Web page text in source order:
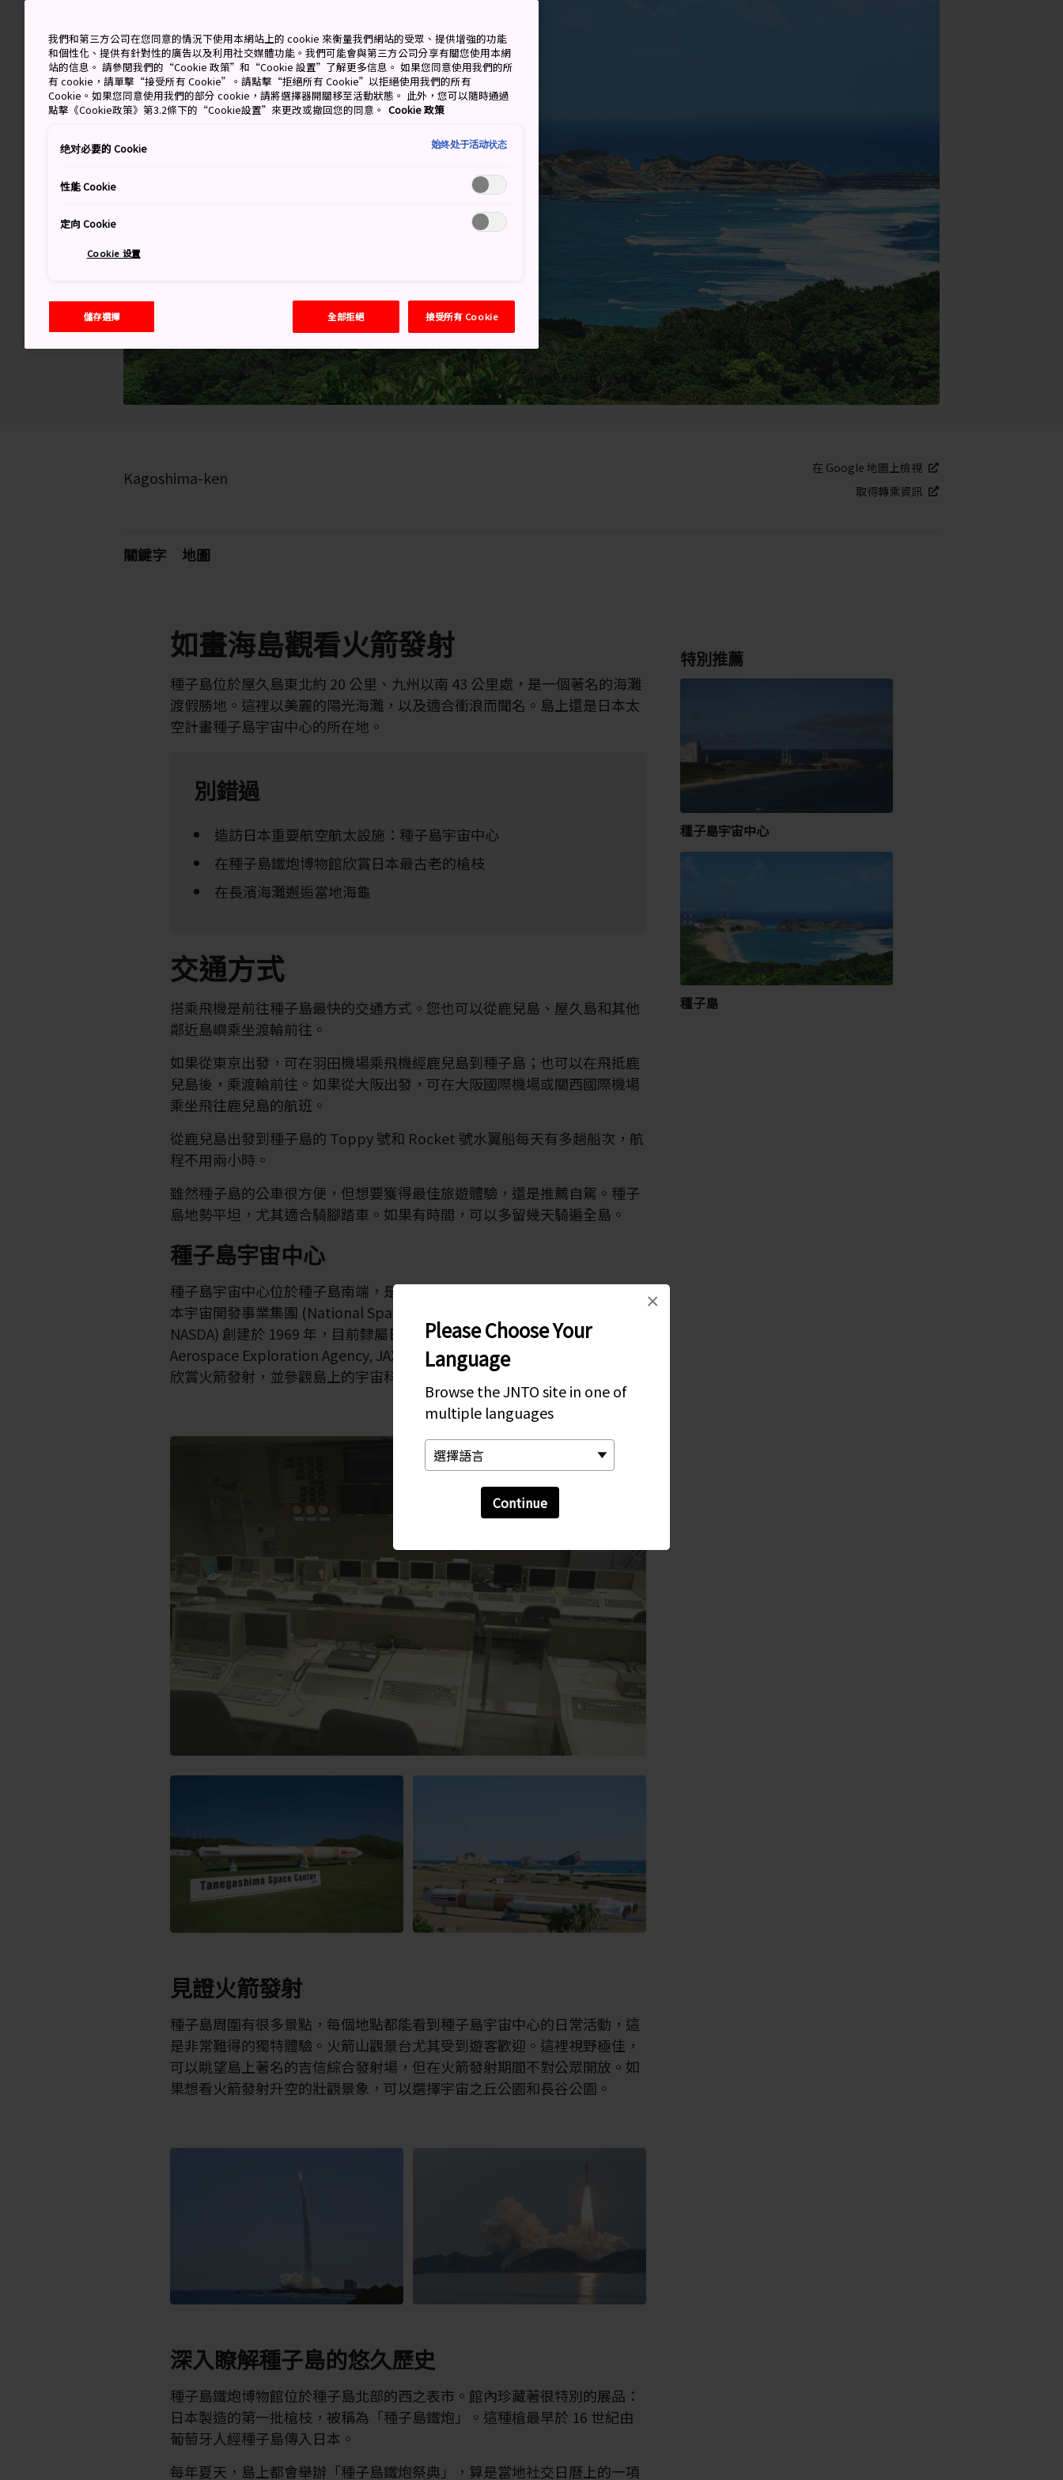
Please Choose Your
Language
Browse the JNTO site in one of
multiple languages
Continue
×
Kagoshima-ken
在 Google 地圖上檢視
取得轉乘資訊
關鍵字 地圖
如畫海島觀看火箭發射
種子島位於屋久島東北約 20 公里、九州以南 43 公里處，是一個著名的海灘
渡假勝地。這裡以美麗的陽光海灘，以及適合衝浪而聞名。島上還是日本太
空計畫種子島宇宙中心的所在地。
別錯過
造訪日本重要航空航太設施：種子島宇宙中心
在種子島鐵炮博物館欣賞日本最古老的槍枝
在長濱海灘邂逅當地海龜
交通方式
搭乘飛機是前往種子島最快的交通方式。您也可以從鹿兒島、屋久島和其他
鄰近島嶼乘坐渡輪前往。
如果從東京出發，可在羽田機場乘飛機經鹿兒島到種子島；也可以在飛抵鹿
兒島後，乘渡輪前往。如果從大阪出發，可在大阪國際機場或關西國際機場
乘坐飛往鹿兒島的航班。
從鹿兒島出發到種子島的 Toppy 號和 Rocket 號水翼船每天有多趟船次，航
程不用兩小時。
雖然種子島的公車很方便，但想要獲得最佳旅遊體驗，還是推薦自駕。種子
島地勢平坦，尤其適合騎腳踏車。如果有時間，可以多留幾天騎遍全島。
種子島宇宙中心
種子島宇宙中心位於種子島南端，是日本最重要的太空發展設施。中心由日
本宇宙開發事業集團 (National Space Development Agency of Japan,
NASDA) 創建於 1969 年，目前隸屬日本宇宙航空研究開發機關 (Japan
Aerospace Exploration Agency, JAXA) 。如果您對太空探索感興趣，可以去
欣賞火箭發射，並參觀島上的宇宙科技館。
見證火箭發射
種子島周圍有很多景點，每個地點都能看到種子島宇宙中心的日常活動，這
是非常難得的獨特體驗。火箭山觀景台尤其受到遊客歡迎。這裡視野極佳，
可以眺望島上著名的吉信綜合發射場，但在火箭發射期間不對公眾開放。如
果想看火箭發射升空的壯觀景象，可以選擇宇宙之丘公園和長谷公園。
深入瞭解種子島的悠久歷史
種子島鐵炮博物館位於種子島北部的西之表市。館內珍藏著很特別的展品：
日本製造的第一批槍枝，被稱為「種子島鐵炮」。這種槍最早於 16 世紀由
葡萄牙人經種子島傳入日本。
每年夏天，島上都會舉辦「種子島鐵炮祭典」，算是當地社交日曆上的一項
特別推薦
種子島宇宙中心
種子島
我們和第三方公司在您同意的情況下使用本網站上的 cookie 來衡量我們網站的受眾、提供增強的功能
和個性化、提供有針對性的廣告以及利用社交媒體功能。我們可能會與第三方公司分享有關您使用本網
站的信息。 請參閱我們的“Cookie 政策”和“Cookie 設置”了解更多信息。 如果您同意使用我們的所
有 cookie，請單擊“接受所有 Cookie”。請點擊“拒絕所有 Cookie”以拒絕使用我們的所有
Cookie。如果您同意使用我們的部分 cookie，請將選擇器開關移至活動狀態。 此外，您可以隨時通過
點擊《Cookie政策》第3.2條下的“Cookie設置”來更改或撤回您的同意。 Cookie 政策
绝对必要的 Cookie 始终处于活动状态
性能 Cookie
定向 Cookie
Cookie 设置
儲存選擇 全部拒絕 接受所有 Cookie